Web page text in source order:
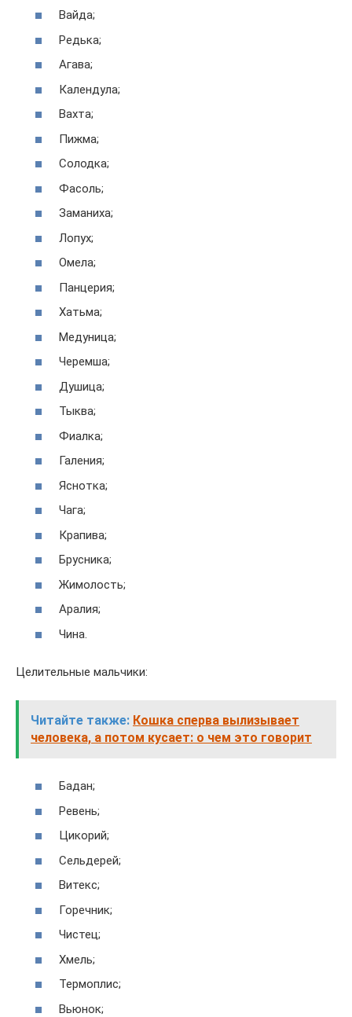
Вайда;
Редька;
Агава;
Календула;
Вахта;
Пижма;
Солодка;
Фасоль;
Заманиха;
Лопух;
Омела;
Панцерия;
Хатьма;
Медуница;
Черемша;
Душица;
Тыква;
Фиалка;
Галения;
Яснотка;
Чага;
Крапива;
Брусника;
Жимолость;
Аралия;
Чина.
Целительные мальчики:
Читайте также: Кошка сперва вылизывает
человека, а потом кусает: о чем это говорит
Бадан;
Ревень;
Цикорий;
Сельдерей;
Витекс;
Горечник;
Чистец;
Хмель;
Термоплис;
Вьюнок;